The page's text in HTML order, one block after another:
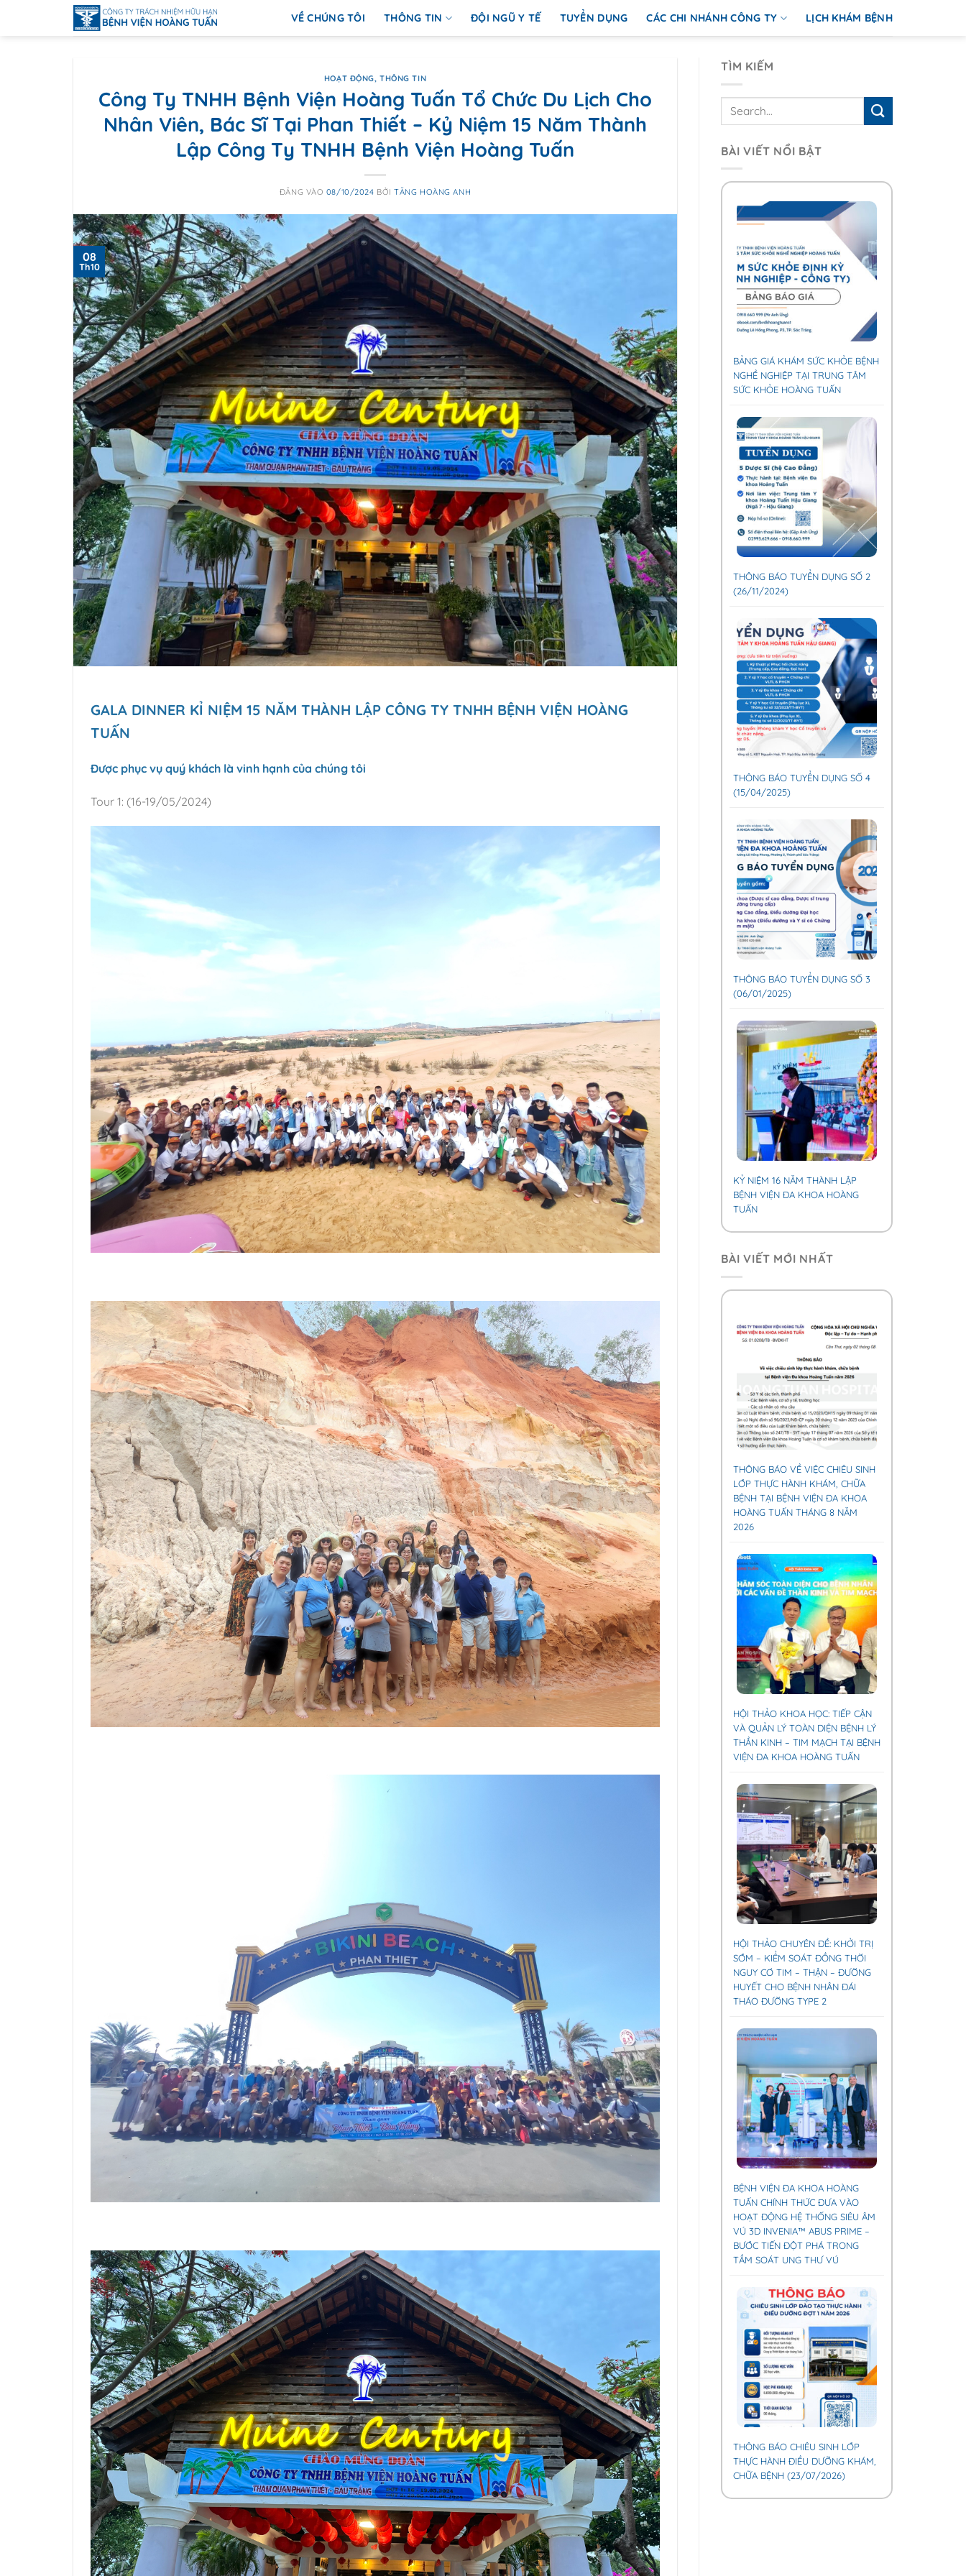
VỀ CHÚNG TÔI THÔNG TIN ĐỘI NGŨ Y TẾ TUYỂN DỤNG CÁC CHI NHÁNH CÔNG TY LỊCH KHÁM BỆNH
HOẠT ĐỘNG,THÔNG TIN
Công Ty TNHH Bệnh Viện Hoàng Tuấn Tổ Chức Du Lịch Cho
Nhân Viên, Bác Sĩ Tại Phan Thiết – Kỷ Niệm 15 Năm Thành
Lập Công Ty TNHH Bệnh Viện Hoàng Tuấn
ĐĂNG VÀO 08/10/2024 BỞITĂNG HOÀNG ANH
08
Th10
GALA DINNER KỈ NIỆM 15 NĂM THÀNH LẬP CÔNG TY TNHH BỆNH VIỆN HOÀNG
TUẤN
Được phục vụ quý khách là vinh hạnh của chúng tôi
Tour 1: (16-19/05/2024)
TÌM KIẾM
BÀI VIẾT NỔI BẬT
BẢNG GIÁ KHÁM SỨC KHỎE BỆNH
NGHỀ NGHIỆP TẠI TRUNG TÂM
SỨC KHỎE HOÀNG TUẤN
THÔNG BÁO TUYỂN DỤNG SỐ 2
(26/11/2024)
THÔNG BÁO TUYỂN DỤNG SỐ 4
(15/04/2025)
THÔNG BÁO TUYỂN DỤNG SỐ 3
(06/01/2025)
KỶ NIỆM 16 NĂM THÀNH LẬP
BỆNH VIỆN ĐA KHOA HOÀNG
TUẤN
BÀI VIẾT MỚI NHẤT
THÔNG BÁO VỀ VIỆC CHIÊU SINH
LỚP THỰC HÀNH KHÁM, CHỮA
BỆNH TẠI BỆNH VIỆN ĐA KHOA
HOÀNG TUẤN THÁNG 8 NĂM
2026
HỘI THẢO KHOA HỌC: TIẾP CẬN
VÀ QUẢN LÝ TOÀN DIỆN BỆNH LÝ
THẦN KINH – TIM MẠCH TẠI BỆNH
VIỆN ĐA KHOA HOÀNG TUẤN
HỘI THẢO CHUYÊN ĐỀ: KHỞI TRỊ
SỚM – KIỂM SOÁT ĐỒNG THỜI
NGUY CƠ TIM – THẬN – ĐƯỜNG
HUYẾT CHO BỆNH NHÂN ĐÁI
THÁO ĐƯỜNG TYPE 2
BỆNH VIỆN ĐA KHOA HOÀNG
TUẤN CHÍNH THỨC ĐƯA VÀO
HOẠT ĐỘNG HỆ THỐNG SIÊU ÂM
VÚ 3D INVENIA™ ABUS PRIME –
BƯỚC TIẾN ĐỘT PHÁ TRONG
TẦM SOÁT UNG THƯ VÚ
THÔNG BÁO CHIÊU SINH LỚP
THỰC HÀNH ĐIỀU DƯỠNG KHÁM,
CHỮA BỆNH (23/07/2026)